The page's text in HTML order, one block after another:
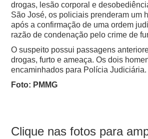
drogas, lesão corporal e
São José, os policiais prenderam um
após a confirmação de uma ordem
razão de condenação pelo crime de
O suspeito possui passagens
drogas, furto e ameaça.Os dois
encaminhados para Polícia Judiciária.
Foto: PMMG
Clique nas fotos para